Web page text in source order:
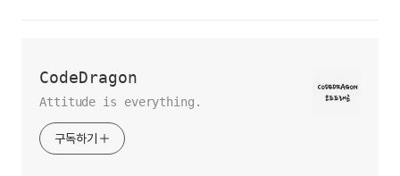
CodeDragon
Attitude is everything.
구독하기